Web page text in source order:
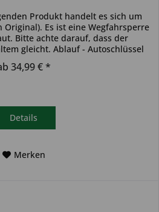
Produkt handelt es sich um
Original). Es ist eine Wegfahrsperre
Bitte achte darauf, dass der
gleicht. Ablauf - Autoschlüssel
34,99 € *
Details
Merken